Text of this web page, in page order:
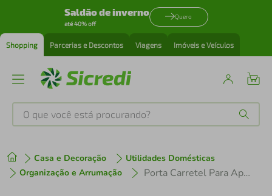
Saldão de inverno
até 40% off
Quero
Shopping Parcerias e Descontos Viagens Imóveis e Veículos
O que você está procurando?
Casa e Decoração
Utilidades Domésticas
Organização e Arrumação
Porta Carretel Para Aparador Tramontina
1º tenis